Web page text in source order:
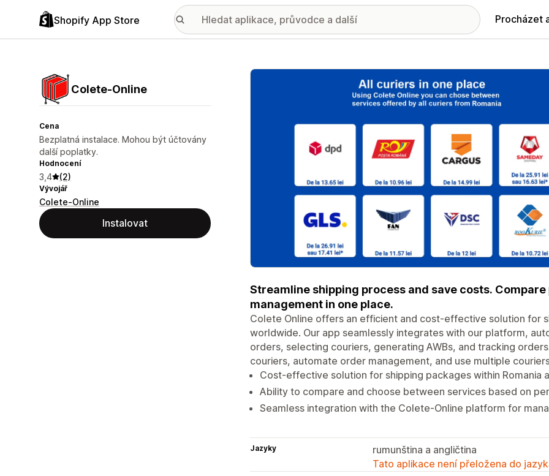
Shopify App Store Procházet
Colete‑Online
Cena
Bezplatná instalace. Mohou být účtovány
další poplatky.
Hodnocení
3,4 (2)
Vývojář
Colete-Online
Instalovat
Galerie propagovaných obrázků
Streamline shipping process and save costs.
management in one place.
Colete Online offers an efficient and cost-effective solution for
worldwide. Our app seamlessly integrates with our platform,
orders, selecting couriers, generating AWBs, and tracking
couriers, automate order management, and use multiple
Cost-effective solution for shipping packages within Romania
Ability to compare and choose between services based on
Seamless integration with the Colete-Online platform for
Jazyky
rumunština a angličtina
Tato aplikace není přeložena do